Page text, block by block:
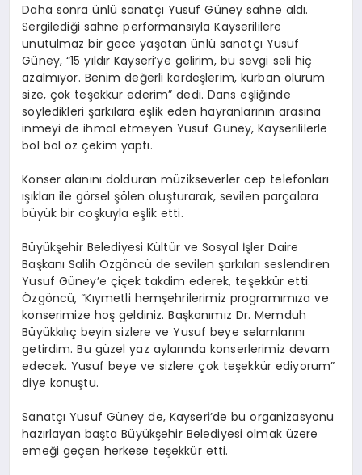
Daha sonra ünlü sanatçı Yusuf Güney sahne aldı.
Sergilediği sahne performansıyla Kayserililere
unutulmaz bir gece yaşatan ünlü sanatçı Yusuf
Güney, “15 yıldır Kayseri’ye gelirim, bu sevgi seli hiç
azalmıyor. Benim değerli kardeşlerim, kurban olurum
size, çok teşekkür ederim” dedi. Dans eşliğinde
söyledikleri şarkılara eşlik eden hayranlarının arasına
inmeyi de ihmal etmeyen Yusuf Güney, Kayserililerle
bol bol öz çekim yaptı.
Konser alanını dolduran müzikseverler cep telefonları
ışıkları ile görsel şölen oluşturarak, sevilen parçalara
büyük bir coşkuyla eşlik etti.
Büyükşehir Belediyesi Kültür ve Sosyal İşler Daire
Başkanı Salih Özgöncü de sevilen şarkıları seslendiren
Yusuf Güney’e çiçek takdim ederek, teşekkür etti.
Özgöncü, “Kıymetli hemşehrilerimiz programımıza ve
konserimize hoş geldiniz. Başkanımız Dr. Memduh
Büyükkılıç beyin sizlere ve Yusuf beye selamlarını
getirdim. Bu güzel yaz aylarında konserlerimiz devam
edecek. Yusuf beye ve sizlere çok teşekkür ediyorum”
diye konuştu.
Sanatçı Yusuf Güney de, Kayseri’de bu organizasyonu
hazırlayan başta Büyükşehir Belediyesi olmak üzere
emeği geçen herkese teşekkür etti.